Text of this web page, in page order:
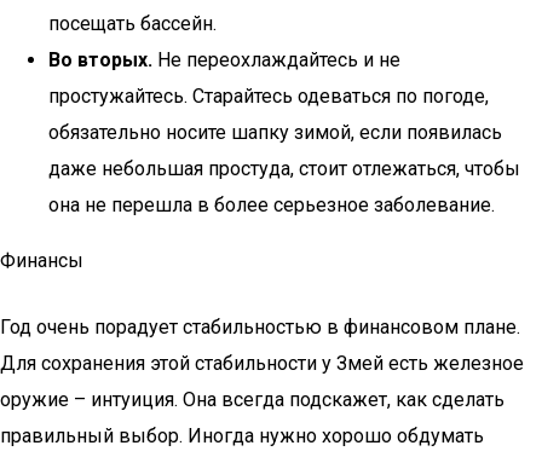
посещать бассейн.
Во вторых. Не переохлаждайтесь и не
простужайтесь. Старайтесь одеваться по погоде,
обязательно носите шапку зимой, если появилась
даже небольшая простуда, стоит отлежаться, чтобы
она не перешла в более серьезное заболевание.
Финансы
Год очень порадует стабильностью в финансовом плане.
Для сохранения этой стабильности у Змей есть железное
оружие – интуиция. Она всегда подскажет, как сделать
правильный выбор. Иногда нужно хорошо обдумать